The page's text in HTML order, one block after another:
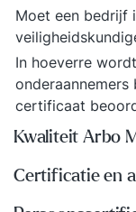
Moet een bedrijf
In hoeverre
certificaat
Kwaliteit Arbo
Certificatie en